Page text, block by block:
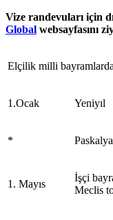
Vize randevuları için
Global websayfasını
Elçilik milli bayramlarda
1.Ocak Yeniyıl
*
1. Mayıs
İşçi
Meclis